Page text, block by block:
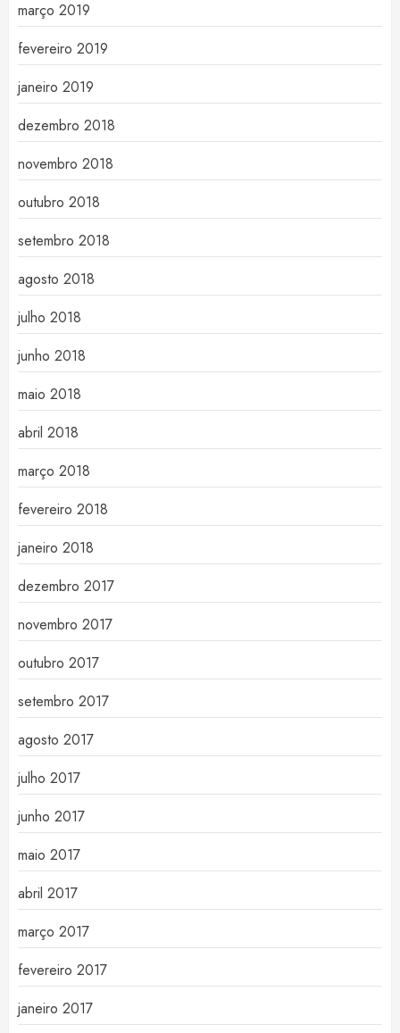
março 2019
fevereiro 2019
janeiro 2019
dezembro 2018
novembro 2018
outubro 2018
setembro 2018
agosto 2018
julho 2018
junho 2018
maio 2018
abril 2018
março 2018
fevereiro 2018
janeiro 2018
dezembro 2017
novembro 2017
outubro 2017
setembro 2017
agosto 2017
julho 2017
junho 2017
maio 2017
abril 2017
março 2017
fevereiro 2017
janeiro 2017